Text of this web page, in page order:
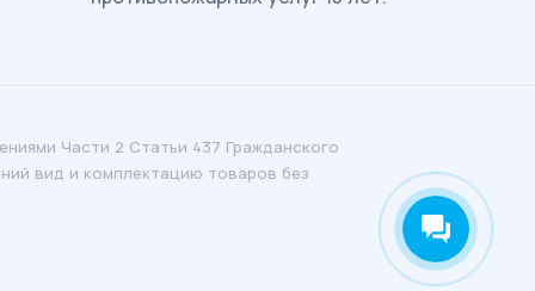
Части 2 Статьи 437 Гражданского
вид и комплектацию товаров без